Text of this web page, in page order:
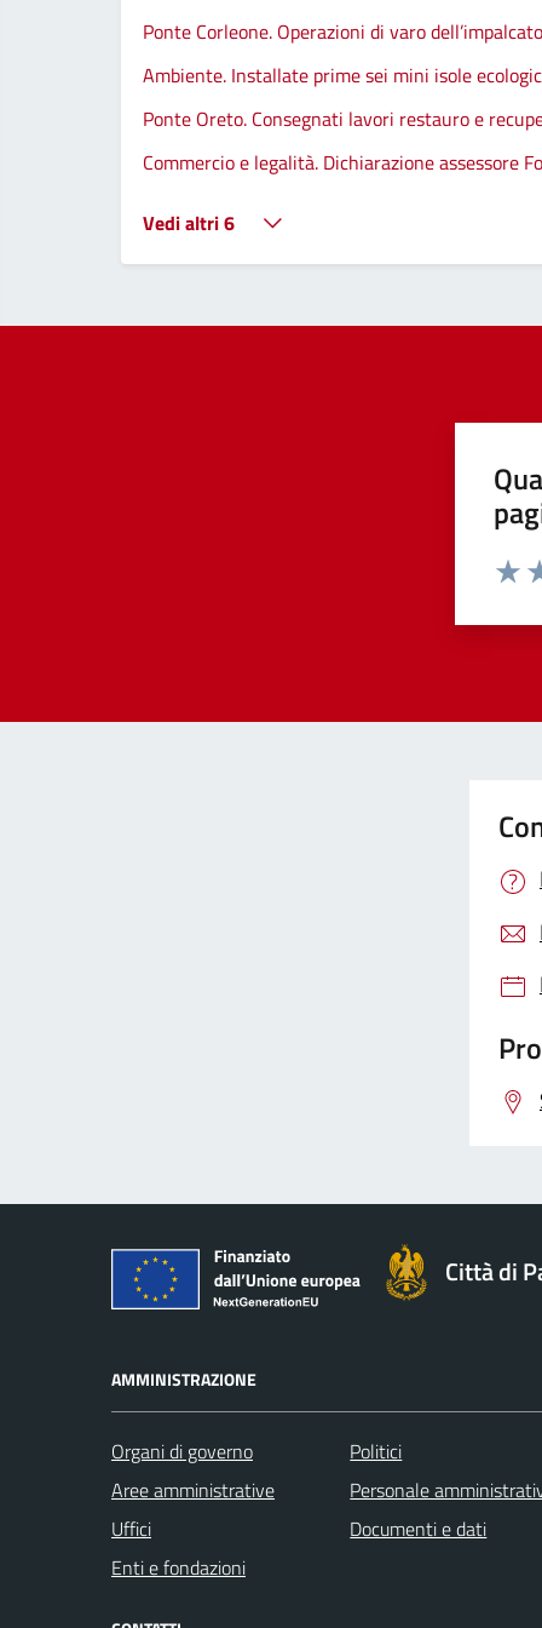
Ponte Corleone. Operazioni di varo
Ambiente. Installate prime sei mini isole
Ponte Oreto. Consegnati lavori restauro e
Commercio e legalità. Dichiarazione assessore
Vedi altri 6
Città di
AMMINISTRAZIONE
Organi di governo
Aree amministrative
Uffici
Enti e fondazioni
Politici
Personale
Documenti e dati